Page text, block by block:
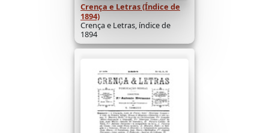
Crença e Letras (Índice de
1894)
Crença e Letras, índice de
1894